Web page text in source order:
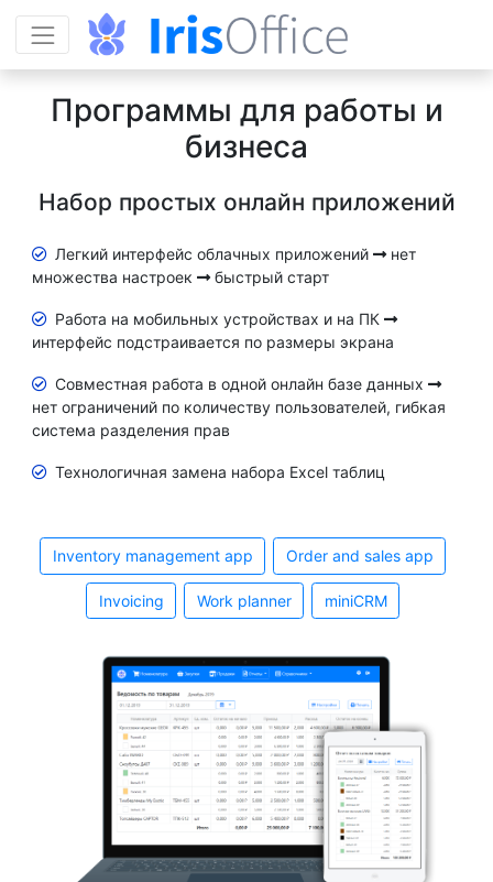
Программы для работы и
бизнеса
Набор простых онлайн приложений
Легкий интерфейс облачных приложений
нет
множества настроек
быстрый старт
Работа на мобильных устройствах и на ПК
интерфейс подстраивается по размеры экрана
Совместная работа в одной онлайн базе данных
нет ограничений по количеству пользователей, гибкая
система разделения прав
Технологичная замена набора Excel таблиц
Inventory management app Order and sales app
Invoicing Work planner miniCRM